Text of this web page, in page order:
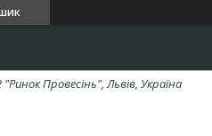
Провесінь", Львів, Україна